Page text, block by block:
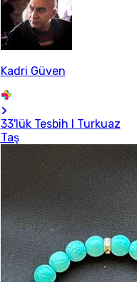
Kadri Güven
33'lük Tesbih I Turkuaz
Taş